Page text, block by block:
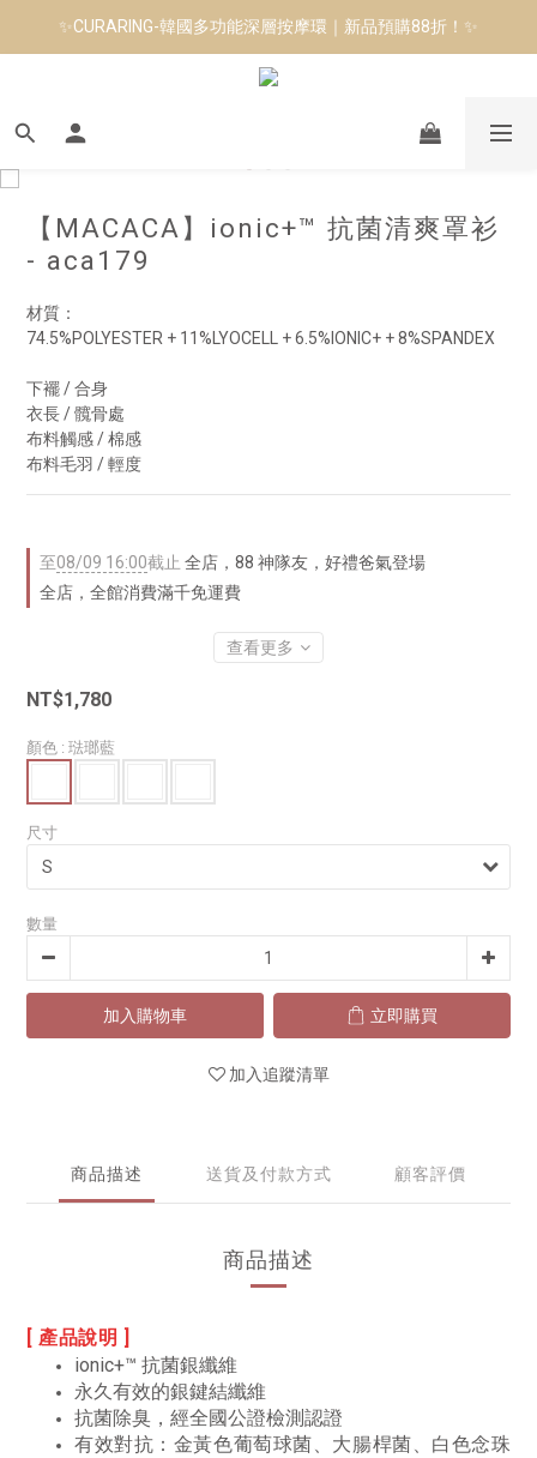
8月短跑滿額贈 | 88 神隊友，好禮爸氣登場
✨CURARING-韓國多功能深層按摩環｜新品預購88折！✨
Manduka-跟著青蛙去旅行｜快閃第二站-台南
8月短跑滿額贈 | 88 神隊友，好禮爸氣登場
【MACACA】ionic+™ 抗菌清爽罩衫
- aca179
材質：
74.5%POLYESTER + 11%LYOCELL + 6.5%IONIC+ + 8%SPANDEX
下襬 / 合身
衣長 / 髖骨處
布料觸感 / 棉感
布料毛羽 / 輕度
至08/09 16:00截止 全店，88 神隊友，好禮爸氣登場
全店，全館消費滿千免運費
查看更多
NT$1,780
顏色 : 琺瑯藍
尺寸
數量
加入購物車 立即購買
加入追蹤清單
商品描述 送貨及付款方式 顧客評價
商品描述
[ 產品說明 ]
ionic+™ 抗菌銀纖維
永久有效的銀鍵結纖維
抗菌除臭，經全國公證檢測認證
有效對抗：金黃色葡萄球菌、大腸桿菌、白色念珠